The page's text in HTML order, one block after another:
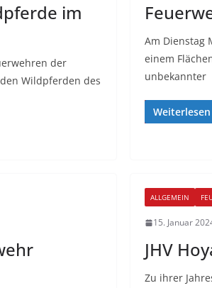
im
der
Wildpferden des
Am Dienstag
einem
unbekannter
Weiterlesen
ALLGEMEIN
15. Januar
JHV
Zu ihrer